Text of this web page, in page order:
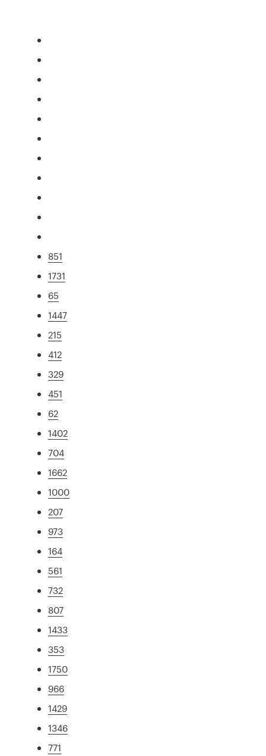
851
1731
65
1447
215
412
329
451
62
1402
704
1662
1000
207
973
164
561
732
807
1433
353
1750
966
1429
1346
771